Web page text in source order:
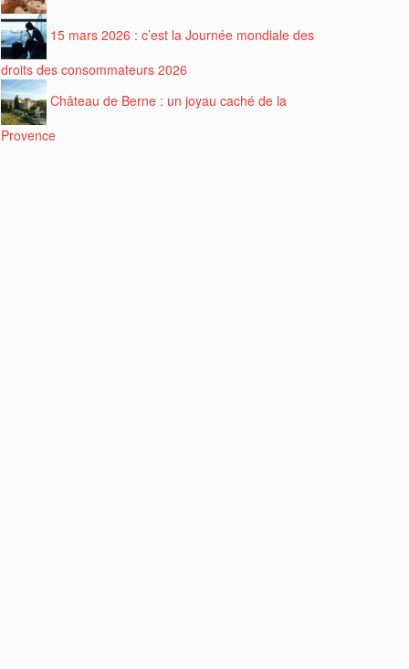
15 mars 2026 : c’est la Journée mondiale des
droits des consommateurs 2026
Château de Berne : un joyau caché de la
Provence